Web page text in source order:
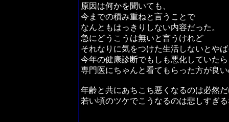
原因は何かを聞いても、
今までの積み重ねと言うことで
なんともはっきりしない内容だった。
急にどうこうは無いと言うけれど
それなりに気をつけた生活しないとや
今年の健康診断でもしも悪化していたら
専門医にちゃんと看てもらった方が良
年齢と共にあちこち悪くなるのは必然
若い頃のツケでこうなるのは悲しすぎ